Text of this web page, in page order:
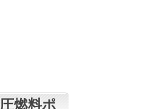
燃料ポ